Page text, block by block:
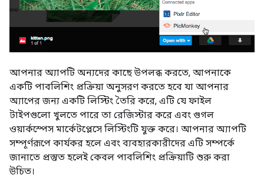
আপনার অ্যাপটি অন্যদের কাছে উপলব্ধ করতে, আপনাকে
একটি পাবলিশিং প্রক্রিয়া অনুসরণ করতে হবে যা আপনার
অ্যাপের জন্য একটি লিস্টিং তৈরি করে, এটি যে ফাইল
টাইপগুলো খুলতে পারে তা রেজিস্টার করে এবং গুগল
ওয়ার্কস্পেস মার্কেটপ্লেসে লিস্টিংটি যুক্ত করে। আপনার অ্যাপটি
সম্পূর্ণরূপে কার্যকর হলে এবং ব্যবহারকারীদের এটি সম্পর্কে
জানাতে প্রস্তুত হলেই কেবল পাবলিশিং প্রক্রিয়াটি শুরু করা
উচিত।